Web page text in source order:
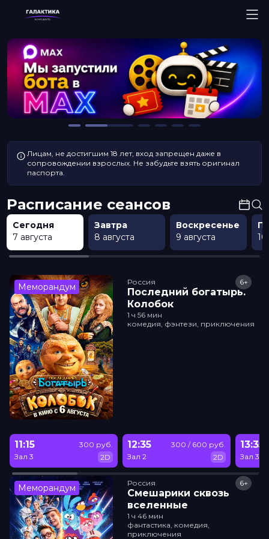
Лицам, не достигшим 18 лет, вход запрещен даже в
сопровождении взрослых. Не забудьте взять оригинал
паспорта.
Расписание сеансов
Сегодня
7 августа
Завтра
8 августа
Воскресенье
9 августа
10
Меморандум Россия
Последний богатырь.
Колобок
6+
1 ч 56 мин
комедия, фэнтези, приключения
11:15
Зал 3
300 руб.
2D
12:35
Зал 2
300 / 600 руб.
2D
13:35
Зал 3
Меморандум Россия
Смешарики сквозь
вселенные
6+
1 ч 46 мин
фантастика, комедия,
приключения